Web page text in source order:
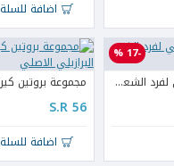
اضافة للسلة
-17 %
مجموعة بروتين الشعر البرازيلي لفرد الشعر 110مل*3
S.R 56
اضافة للسلة